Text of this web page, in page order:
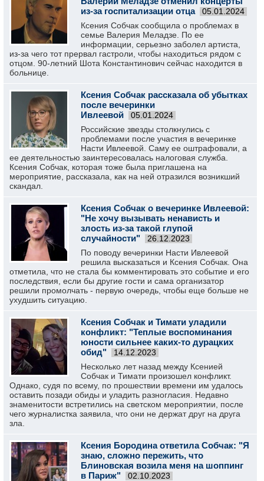
из-за госпитализации отца
05.01.2024
Ксения Собчак сообщила о проблемах в
семье Валерия Меладзе. По ее
информации, серьезно заболел артиста,
из-за чего тот прервал гастроли, чтобы находиться рядом с
отцом. 90-летний Шота Константинович сейчас находится в
больнице.
Ксения Собчак рассказала об убытках
после вечеринки
Ивлеевой
05.01.2024
Российские звезды столкнулись с
проблемами после участия в вечеринке
Насти Ивлеевой. Саму ее оштрафовали, а
ее деятельностью заинтересовалась налоговая служба.
Ксения Собчак, которая тоже была приглашена на
мероприятие, рассказала, как на ней отразился возникший
скандал.
Ксения Собчак о вечеринке Ивлеевой:
"Не хочу вызывать ненависть и
злость из-за такой глупой
случайности"
26.12.2023
По поводу вечеринки Насти Ивлеевой
решила высказаться и Ксения Собчак. Она
отметила, что не стала бы комментировать это событие и его
последствия, если бы другие гости и сама организатор
решили промолчать - первую очередь, чтобы еще больше не
ухудшить ситуацию.
Ксения Собчак и Тимати уладили
конфликт: "Теплые воспоминания
юности сильнее каких-то дурацких
обид"
14.12.2023
Несколько лет назад между Ксенией
Собчак и Тимати произошел конфликт.
Однако, судя по всему, по прошествии времени им удалось
оставить позади обиды и уладить разногласия. Недавно
знаменитости встретились на светском мероприятии, после
чего журналистка заявила, что они не держат друг на друга
зла.
Ксения Бородина ответила Собчак: "Я
знаю, сложно пережить, что
Блиновская возила меня на шоппинг
в Париж"
02.10.2023